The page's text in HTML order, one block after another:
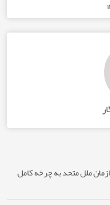
به چرخه کامل